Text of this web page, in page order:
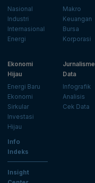
Nasional
Industri
Internasional
Energi
Makro
Keuangan
Bursa
Korporasi
Ekonomi
Hijau
Energi Baru
Ekonomi
Sirkular
Investasi
Hijau
Jurnalisme
Data
Infografik
Analisis
Cek Data
Info
Indeks
Insight